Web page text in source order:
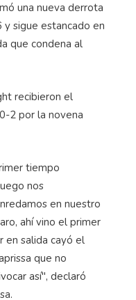
una nueva derrota
sigue estancado en
que condena al
recibieron el
2 por la novena
tiempo
nos
en nuestro
ahí vino el primer
en salida cayó el
que no
así", declaró